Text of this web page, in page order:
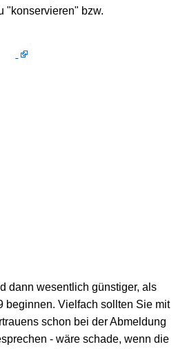
Wirtschaft
"konservieren" bzw.
dann wesentlich günstiger, als
beginnen. Vielfach sollten Sie mit
schon bei der Abmeldung
- wäre schade, wenn die